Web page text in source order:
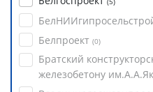
Белпроект (0)
Братский
железобетону